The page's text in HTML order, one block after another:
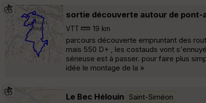
sortie découverte autour de pont-
VTT 19 km
parcours découverte empruntant des
mais 550 D+ , les costauds vont
sérieuse est à passer. pour faire plus
idée le montage de la »
Le Bec Hélouin Saint-Siméon